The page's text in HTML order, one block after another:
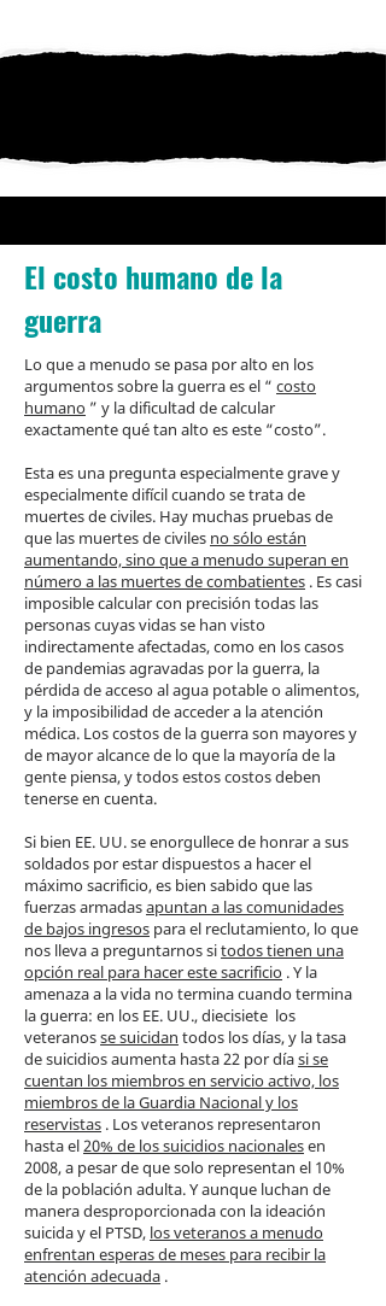
El costo humano de la
guerra
Lo que a menudo se pasa por alto en los
argumentos sobre la guerra es el “ costo
humano ” y la dificultad de calcular
exactamente qué tan alto es este “costo”.
Esta es una pregunta especialmente grave y
especialmente difícil cuando se trata de
muertes de civiles. Hay muchas pruebas de
que las muertes de civiles no sólo están
aumentando, sino que a menudo superan en
número a las muertes de combatientes . Es casi
imposible calcular con precisión todas las
personas cuyas vidas se han visto
indirectamente afectadas, como en los casos
de pandemias agravadas por la guerra, la
pérdida de acceso al agua potable o alimentos,
y la imposibilidad de acceder a la atención
médica. Los costos de la guerra son mayores y
de mayor alcance de lo que la mayoría de la
gente piensa, y todos estos costos deben
tenerse en cuenta.
Si bien EE. UU. se enorgullece de honrar a sus
soldados por estar dispuestos a hacer el
máximo sacrificio, es bien sabido que las
fuerzas armadasapuntan a las comunidades
de bajos ingresos para el reclutamiento, lo que
nos lleva a preguntarnos sitodos tienen una
opción real para hacer este sacrificio . Y la
amenaza a la vida no termina cuando termina
la guerra: en los EE. UU., diecisiete los
veteranosse suicidan todos los días, y la tasa
de suicidios aumenta hasta 22 por díasi se
cuentan los miembros en servicio activo, los
miembros de la Guardia Nacional y los
reservistas . Los veteranos representaron
hasta el20% de los suicidios nacionalesen
2008, a pesar de que solo representan el 10%
de la población adulta. Y aunque luchan de
manera desproporcionada con la ideación
suicida y el PTSD, los veteranos a menudo
enfrentan esperas de meses para recibir la
atención adecuada .